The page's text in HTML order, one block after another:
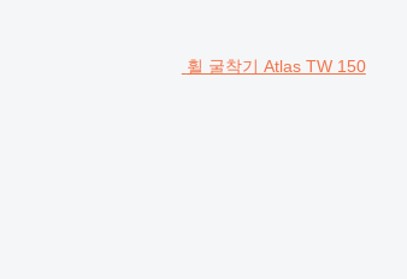
휠 굴착기 Atlas TW 150